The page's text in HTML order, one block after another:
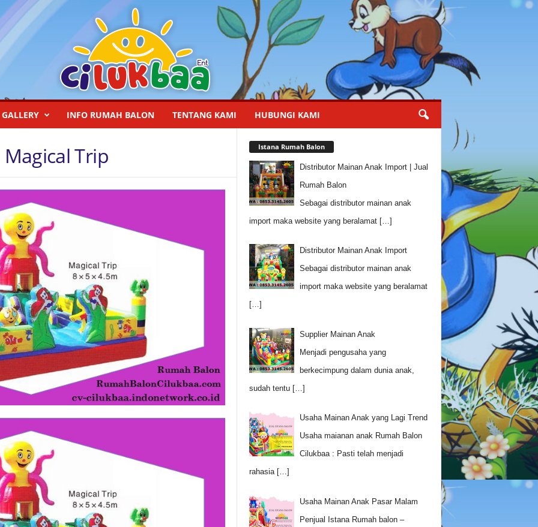
GALLERY INFO RUMAH BALON TENTANG KAMI HUBUNGI KAMI
Trip Istana Rumah Balon
Distributor Mainan Anak Import | Jual
Rumah Balon
Sebagai distributor mainan anak
import maka website yang beralamat […]
Distributor Mainan Anak Import
Sebagai distributor mainan anak
import maka website yang beralamat
[…]
Supplier Mainan Anak
Menjadi pengusaha yang
berkecimpung dalam dunia anak,
sudah tentu […]
Usaha Mainan Anak yang Lagi Trend
Usaha maianan anak Rumah Balon
Cilukbaa : Pasti telah menjadi
rahasia […]
Usaha Mainan Anak Pasar Malam
Penjual Istana Rumah balon –